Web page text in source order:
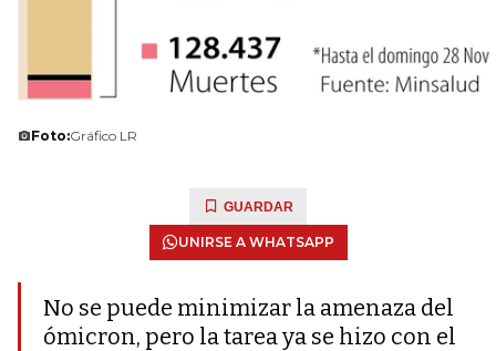
Foto:Gráfico LR
GUARDAR
UNIRSE A WHATSAPP
No se puede minimizar la amenaza del
ómicron, pero la tarea ya se hizo con el